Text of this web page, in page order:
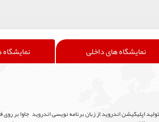
نمایشگاه های داخلی
اپلیکیشن اندروید از زبان برنامه نویسی اندروید – جاوا بر